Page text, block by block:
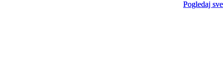
Pogledaj sve
Pogledaj sve